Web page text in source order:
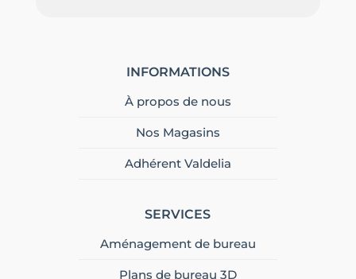
INFORMATIONS
À propos de nous
Nos Magasins
Adhérent Valdelia
SERVICES
Aménagement de bureau
Plans de bureau 3D